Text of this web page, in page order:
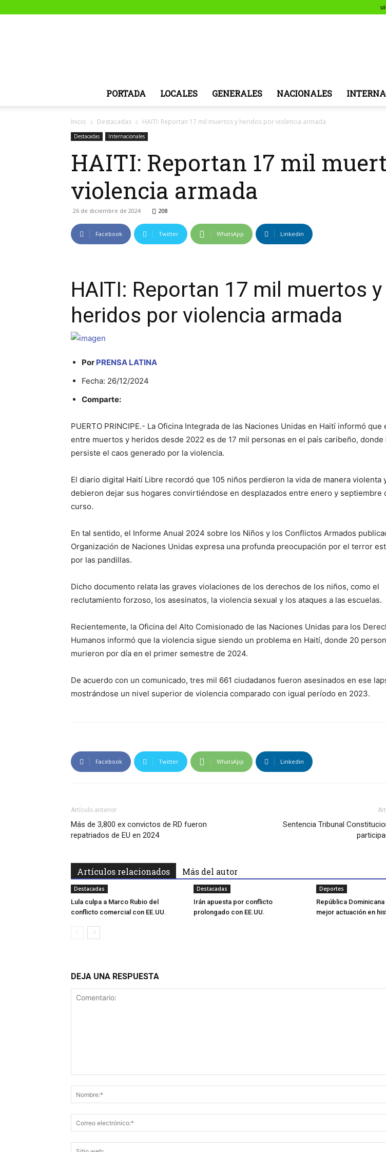
PORTADA LOCALES GENERALES NACIONALES
Inicio Destacadas HAITI: Reportan 17 mil muertos y heridos por violencia armada
Destacadas Internacionales
HAITI: Reportan 17 mil
violencia armada
26 de diciembre de 2024 208
Facebook Twitter WhatsApp Linkedin
HAITI: Reportan 17 mil muertos y
heridos por violencia armada
Por PRENSA LATINA
Fecha: 26/12/2024
Comparte:
PUERTO PRINCIPE.- La Oficina Integrada de las Naciones Unidas en Haití informó que
entre muertos y heridos desde 2022 es de 17 mil personas en el país caribeño, donde
persiste el caos generado por la violencia.
El diario digital Haití Libre recordó que 105 niños perdieron la vida de manera violenta
debieron dejar sus hogares convirtiéndose en desplazados entre enero y septiembre
curso.
En tal sentido, el Informe Anual 2024 sobre los Niños y los Conflictos Armados
Organización de Naciones Unidas expresa una profunda preocupación por el terror
por las pandillas.
Dicho documento relata las graves violaciones de los derechos de los niños, como el
reclutamiento forzoso, los asesinatos, la violencia sexual y los ataques a las escuelas.
Recientemente, la Oficina del Alto Comisionado de las Naciones Unidas para los
Humanos informó que la violencia sigue siendo un problema en Haití, donde 20
murieron por día en el primer semestre de 2024.
De acuerdo con un comunicado, tres mil 661 ciudadanos fueron asesinados en ese
mostrándose un nivel superior de violencia comparado con igual período en 2023.
Facebook Twitter WhatsApp Linkedin
Artículo anterior
Más de 3,800 ex convictos de RD fueron
repatriados de EU en 2024
Sentencia Tribunal
Artículos relacionados Más del autor
Destacadas
Lula culpa a Marco Rubio del
conflicto comercial con EE.UU.
Destacadas
Irán apuesta por conflicto
prolongado con EE.UU.
Deportes
República Dominicana
mejor actuación en
DEJA UNA RESPUESTA